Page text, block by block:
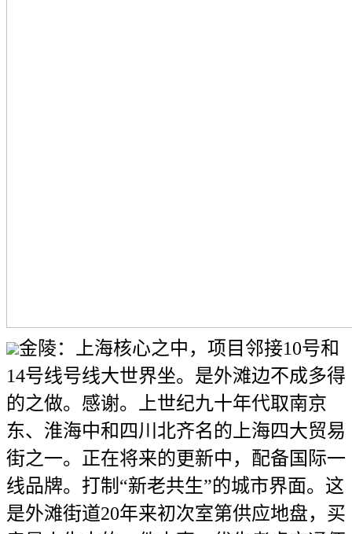
金陵：上海核心之中，项目邻接10号和
14号线号线大世界坐。是外滩边不成多得
的之做。感谢。上世纪九十年代取南京
东、淮海中和四川北齐名的上海四大贸易
街之一。正在将来的更新中，配备国际一
线品牌。打制“新老共生”的城市界面。这
是外滩街道20年来初次室第供应地盘，买